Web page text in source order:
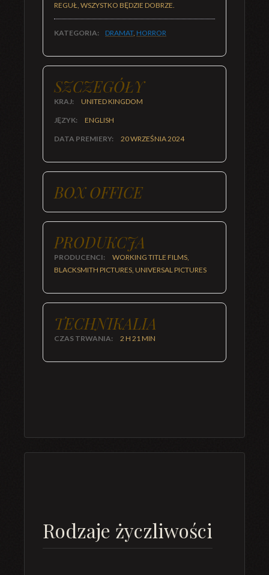
REGUŁ, WSZYSTKO BĘDZIE DOBRZE.
KATEGORIA: DRAMAT, HORROR
SZCZEGÓŁY
KRAJ: UNITED KINGDOM
JĘZYK: ENGLISH
DATA PREMIERY: 20 WRZEŚNIA 2024
BOX OFFICE
PRODUKCJA
PRODUCENCI:
WORKING TITLE FILMS,
BLACKSMITH PICTURES, UNIVERSAL PICTURES
TECHNIKALIA
CZAS TRWANIA: 2 H 21 MIN
Rodzaje życzliwości